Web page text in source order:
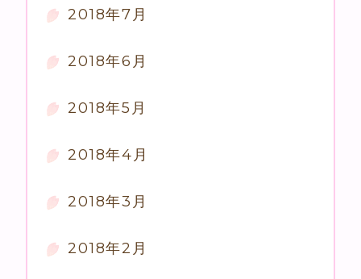
2018年7月
2018年6月
2018年5月
2018年4月
2018年3月
2018年2月